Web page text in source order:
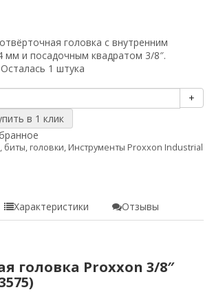
головка с внутренним
мм и посадочным квадратом 3/8″.
Осталась 1 штука
+
биты, головки, Инструменты Proxxon Industrial
Характеристики Отзывы
головка Proxxon 3/8″